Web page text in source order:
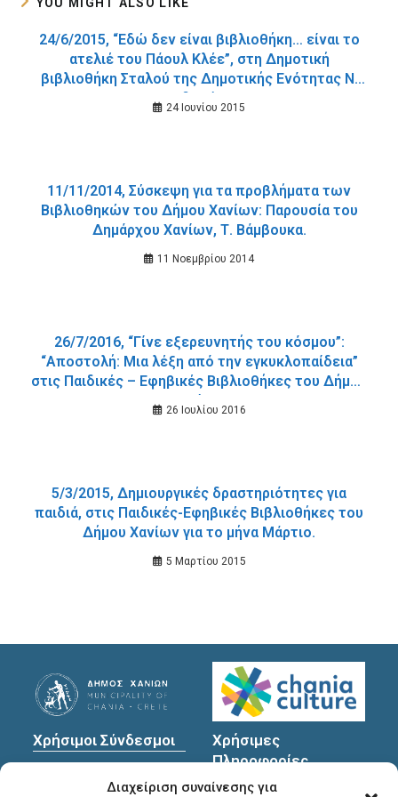
Διαχείριση συναίνεσης για
24/6/2015, “Εδώ δεν είναι βιβλιοθήκη… είναι το
ατελιέ του Πάουλ Κλέε”, στη Δημοτική
βιβλιοθήκη Σταλού της Δημοτικής Ενότητας Ν.
Κυδωνίας.
24 Ιουνίου 2015
11/11/2014, Σύσκεψη για τα προβλήματα των
Βιβλιοθηκών του Δήμου Χανίων: Παρουσία του
Δημάρχου Χανίων, Τ. Βάμβουκα.
11 Νοεμβρίου 2014
26/7/2016, “Γίνε εξερευνητής του κόσμου”:
“Αποστολή: Μια λέξη από την εγκυκλοπαίδεια”
στις Παιδικές – Εφηβικές Βιβλιοθήκες του Δήμου
Χανίων.
26 Ιουλίου 2016
5/3/2015, Δημιουργικές δραστηριότητες για
παιδιά, στις Παιδικές-Εφηβικές Βιβλιοθήκες του
Δήμου Χανίων για το μήνα Μάρτιο.
5 Μαρτίου 2015
Χρήσιμοι Σύνδεσμοι
Προσωπικών
Χρήσιμες
Πληροφορίες
Διεύθυνση